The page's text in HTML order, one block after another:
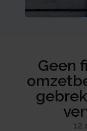
Geen
12